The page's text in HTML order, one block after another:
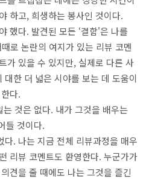
하고, 희생하는 봉사인 것이다.
했다. 발견된 모든 ‘결함'은 나를
로 논란의 여지가 있는 리뷰 코멘
가 있을 수 있지만, 실제로 다른 사
대한 더 넓은 시야를 보는 데 도움이
다.
것은 없다. 내가 그것을 배우는
들 것이다.
다. 나는 지금 전체 리뷰과정을 매우
리뷰 코멘트도 환영한다. 누군가가
견을 줄 때에도 나는 그것을 즐긴